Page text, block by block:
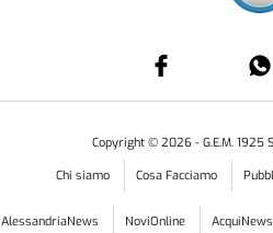
Copyright © 2026 - G.E.M. 1925
Chi siamo
Cosa Facciamo
AlessandriaNews NoviOnline AcquiNews